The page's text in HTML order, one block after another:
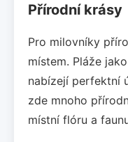
Přírodní krásy
Pro milovníky
místem. Pláže jako
nabízejí perfektní
zde mnoho
místní flóru a